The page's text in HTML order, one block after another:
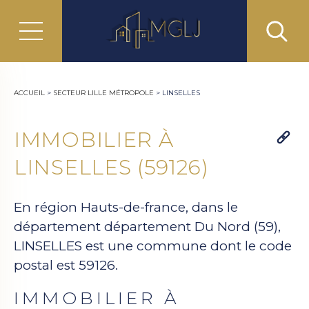
ACCUEIL > SECTEUR LILLE MÉTROPOLE > LINSELLES
IMMOBILIER À
LINSELLES (59126)
En région Hauts-de-france, dans le
département département Du Nord (59),
LINSELLES est une commune dont le code
postal est 59126.
IMMOBILIER À